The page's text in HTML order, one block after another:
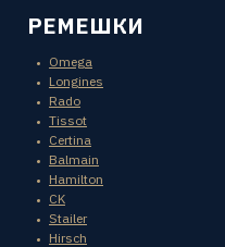
РЕМЕШКИ
Omega
Longines
Rado
Tissot
Certina
Balmain
Hamilton
CK
Stailer
Hirsch